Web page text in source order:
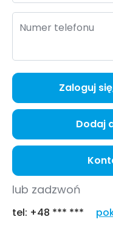
Numer telefonu
Zaloguj
Dodaj
lub zadzwoń
tel: +48 *** ***